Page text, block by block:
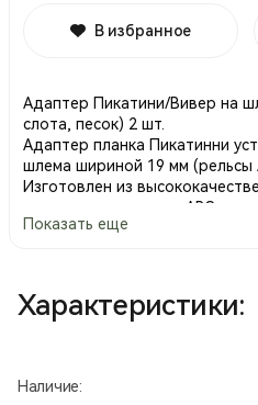
В избранное
Адаптер Пикатини/Вивер на
слота, песок) 2 шт.
Адаптер планка Пикатинни
шлема шириной 19 мм (рельсы
Изготовлен из
прочного материала ABS.
Позволяет прикрепить к
делает его более удобным
разными углами.
зафиксировать отверткой две
Показать еще
Характеристики:
Наличие: